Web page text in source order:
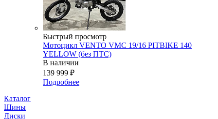
Быстрый просмотр
Мотоцикл VENTO VMC 19/16 PITBIKE 140
YELLOW (без ПТС)
В наличии
139 999 ₽
Подробнее
Каталог
Шины
Диски